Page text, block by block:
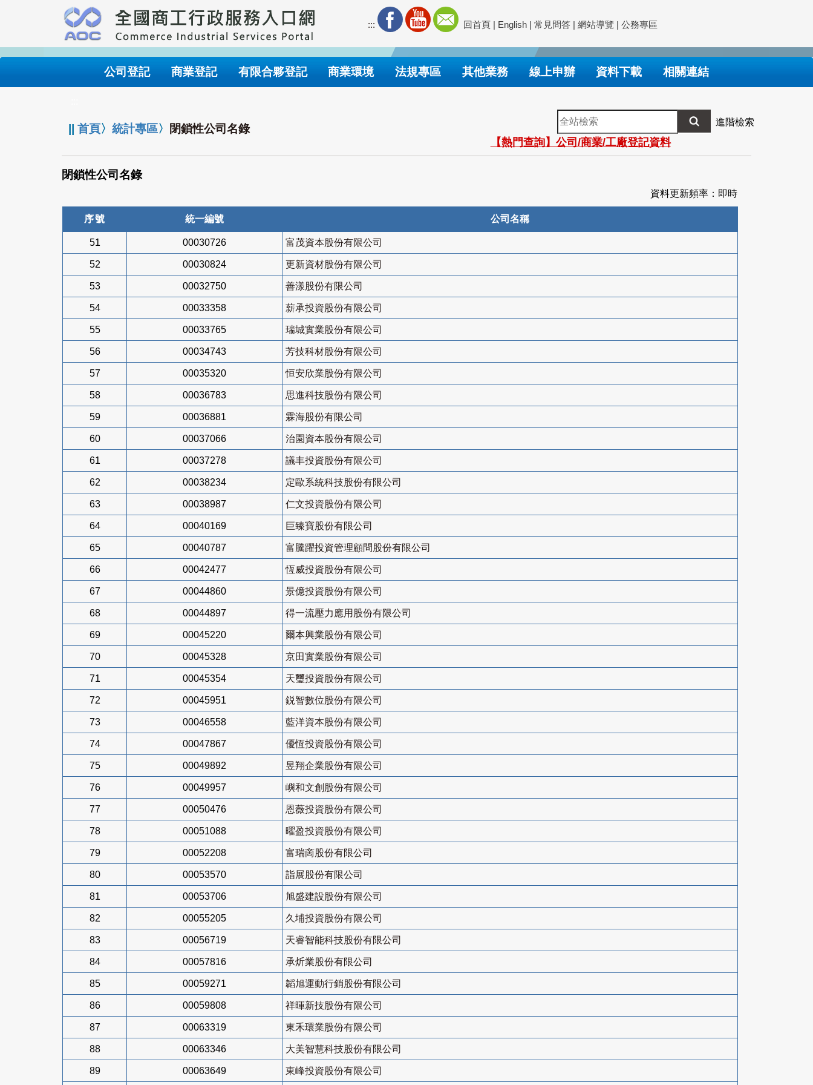
要
內
::: 回首頁 | English | 常見問答 | 網站導覽 | 公務專區
公司登記 商業登記 有限合夥登記 商業環境 法規專區 其他業務 線上申辦 資料下載 相關連結
||首頁〉統計專區〉 閉鎖性公司名錄
全
站
檢
索
進階檢索
【熱門查詢】公司/商業/工廠登記資料
閉鎖性公司名錄
資料更新頻率：即時
序號 統一編號 公司名稱
51 00030726 富茂資本股份有限公司
52 00030824 更新資材股份有限公司
53 00032750 善漾股份有限公司
54 00033358 薪承投資股份有限公司
55 00033765 瑞城實業股份有限公司
56 00034743 芳技科材股份有限公司
57 00035320 恒安欣業股份有限公司
58 00036783 思進科技股份有限公司
59 00036881 霖海股份有限公司
60 00037066 治園資本股份有限公司
61 00037278 議丰投資股份有限公司
62 00038234 定歐系統科技股份有限公司
63 00038987 仁文投資股份有限公司
64 00040169 巨臻寶股份有限公司
65 00040787 富騰躍投資管理顧問股份有限公司
66 00042477 恆威投資股份有限公司
67 00044860 景億投資股份有限公司
68 00044897 得一流壓力應用股份有限公司
69 00045220 爾本興業股份有限公司
70 00045328 京田實業股份有限公司
71 00045354 天璽投資股份有限公司
72 00045951 鋭智數位股份有限公司
73 00046558 藍洋資本股份有限公司
74 00047867 優恆投資股份有限公司
75 00049892 昱翔企業股份有限公司
76 00049957 嶼和文創股份有限公司
77 00050476 恩薇投資股份有限公司
78 00051088 曜盈投資股份有限公司
79 00052208 富瑞啇股份有限公司
80 00053570 詣展股份有限公司
81 00053706 旭盛建設股份有限公司
82 00055205 久埔投資股份有限公司
83 00056719 天睿智能科技股份有限公司
84 00057816 承炘業股份有限公司
85 00059271 韜旭運動行銷股份有限公司
86 00059808 祥暉新技股份有限公司
87 00063319 東禾環業股份有限公司
88 00063346 大美智慧科技股份有限公司
89 00063649 東峰投資股份有限公司